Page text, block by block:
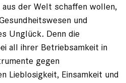
der Welt schaffen wollen,
und
Unglück. Denn die
all ihrer Betriebsamkeit in
gegen
Lieblosigkeit, Einsamkeit und